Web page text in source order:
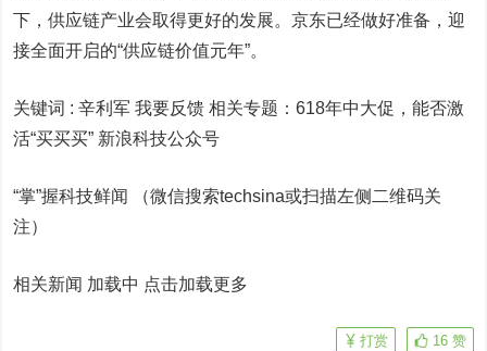
下，供应链产业会取得更好的发展。京东已经做好准备，迎
接全面开启的“供应链价值元年”。
关键词 :辛利军 我要反馈相关专题：618年中大促，能否激
活“买买买” 新浪科技公众号
“掌”握科技鲜闻 （微信搜索techsina或扫描左侧二维码关
注）
相关新闻 加载中 点击加载更多
16 赞
打赏